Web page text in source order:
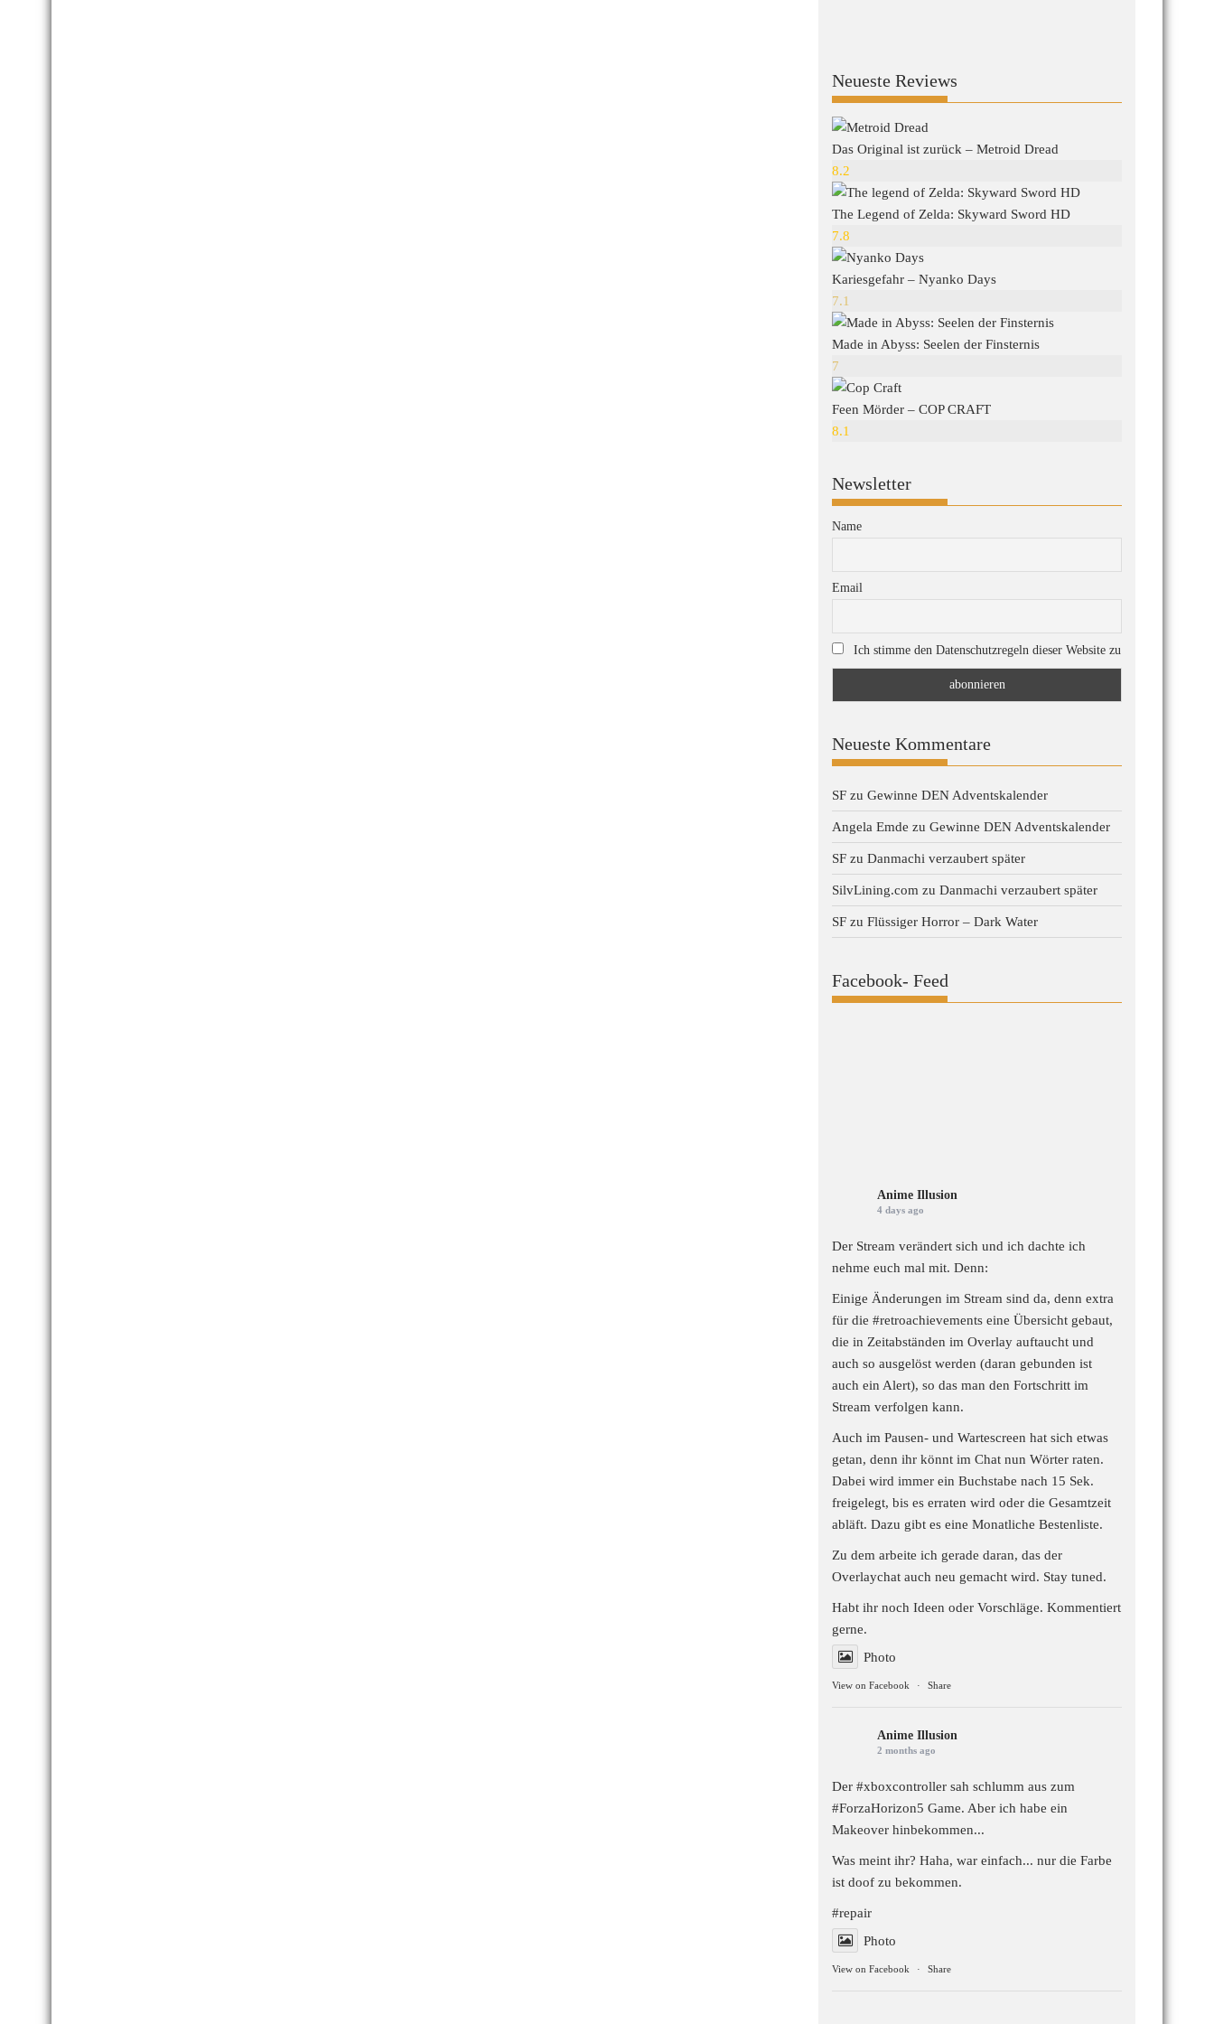
Neueste Reviews
Das Original ist zurück – Metroid Dread
8.2
The Legend of Zelda: Skyward Sword HD
7.8
Kariesgefahr – Nyanko Days
7.1
Made in Abyss: Seelen der Finsternis
7
Feen Mörder – COP CRAFT
8.1
Newsletter
Name
Email
Ich stimme den Datenschutzregeln dieser Website zu
Neueste Kommentare
SF zu Gewinne DEN Adventskalender
Angela Emde zu Gewinne DEN Adventskalender
SF zu Danmachi verzaubert später
SilvLining.com zu Danmachi verzaubert später
SF zu Flüssiger Horror – Dark Water
Facebook- Feed
Anime Illusion
4 days ago
Der Stream verändert sich und ich dachte ich
nehme euch mal mit. Denn:
Einige Änderungen im Stream sind da, denn extra
für die #retroachievements eine Übersicht gebaut,
die in Zeitabständen im Overlay auftaucht und
auch so ausgelöst werden (daran gebunden ist
auch ein Alert), so das man den Fortschritt im
Stream verfolgen kann.
Auch im Pausen- und Wartescreen hat sich etwas
getan, denn ihr könnt im Chat nun Wörter raten.
Dabei wird immer ein Buchstabe nach 15 Sek.
freigelegt, bis es erraten wird oder die Gesamtzeit
abläft. Dazu gibt es eine Monatliche Bestenliste.
Zu dem arbeite ich gerade daran, das der
Overlaychat auch neu gemacht wird. Stay tuned.
Habt ihr noch Ideen oder Vorschläge. Kommentiert
gerne.
Photo
View on Facebook · Share
Anime Illusion
2 months ago
Der #xboxcontroller sah schlumm aus zum
#ForzaHorizon5 Game. Aber ich habe ein
Makeover hinbekommen...
Was meint ihr? Haha, war einfach... nur die Farbe
ist doof zu bekommen.
#repair
Photo
View on Facebook · Share